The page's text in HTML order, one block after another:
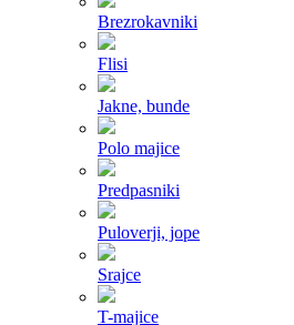
Brezrokavniki
Flisi
Jakne, bunde
Polo majice
Predpasniki
Puloverji, jope
Srajce
T-majice